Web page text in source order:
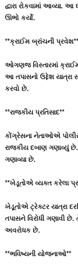
દ્વારા રોકવામાં આવ્યા.
ઊભો કર્યો.
**ક્રાઈમ બ્રાંચની પ્રવેશ**
ઓગણજ વિસ્તારમાં
આ તપાસનો ઉદ્દેશ યાત્રા
કરવો છે.
**રાજકીય પ્રતિસાદ**
કોંગ્રેસના નેતાઓએ
રાજકીય દબાણ ગણાવ્યું
ગણાવ્યા છે.
**ખેડૂતોએ વ્યક્ત કરેલા
ખેડૂતોએ ટ્રેક્ટર યાત્રા
તપાસને વિરોધી ગણાવી
અવરોધક છે.
**ભવિષ્યની યોજનાઓ**